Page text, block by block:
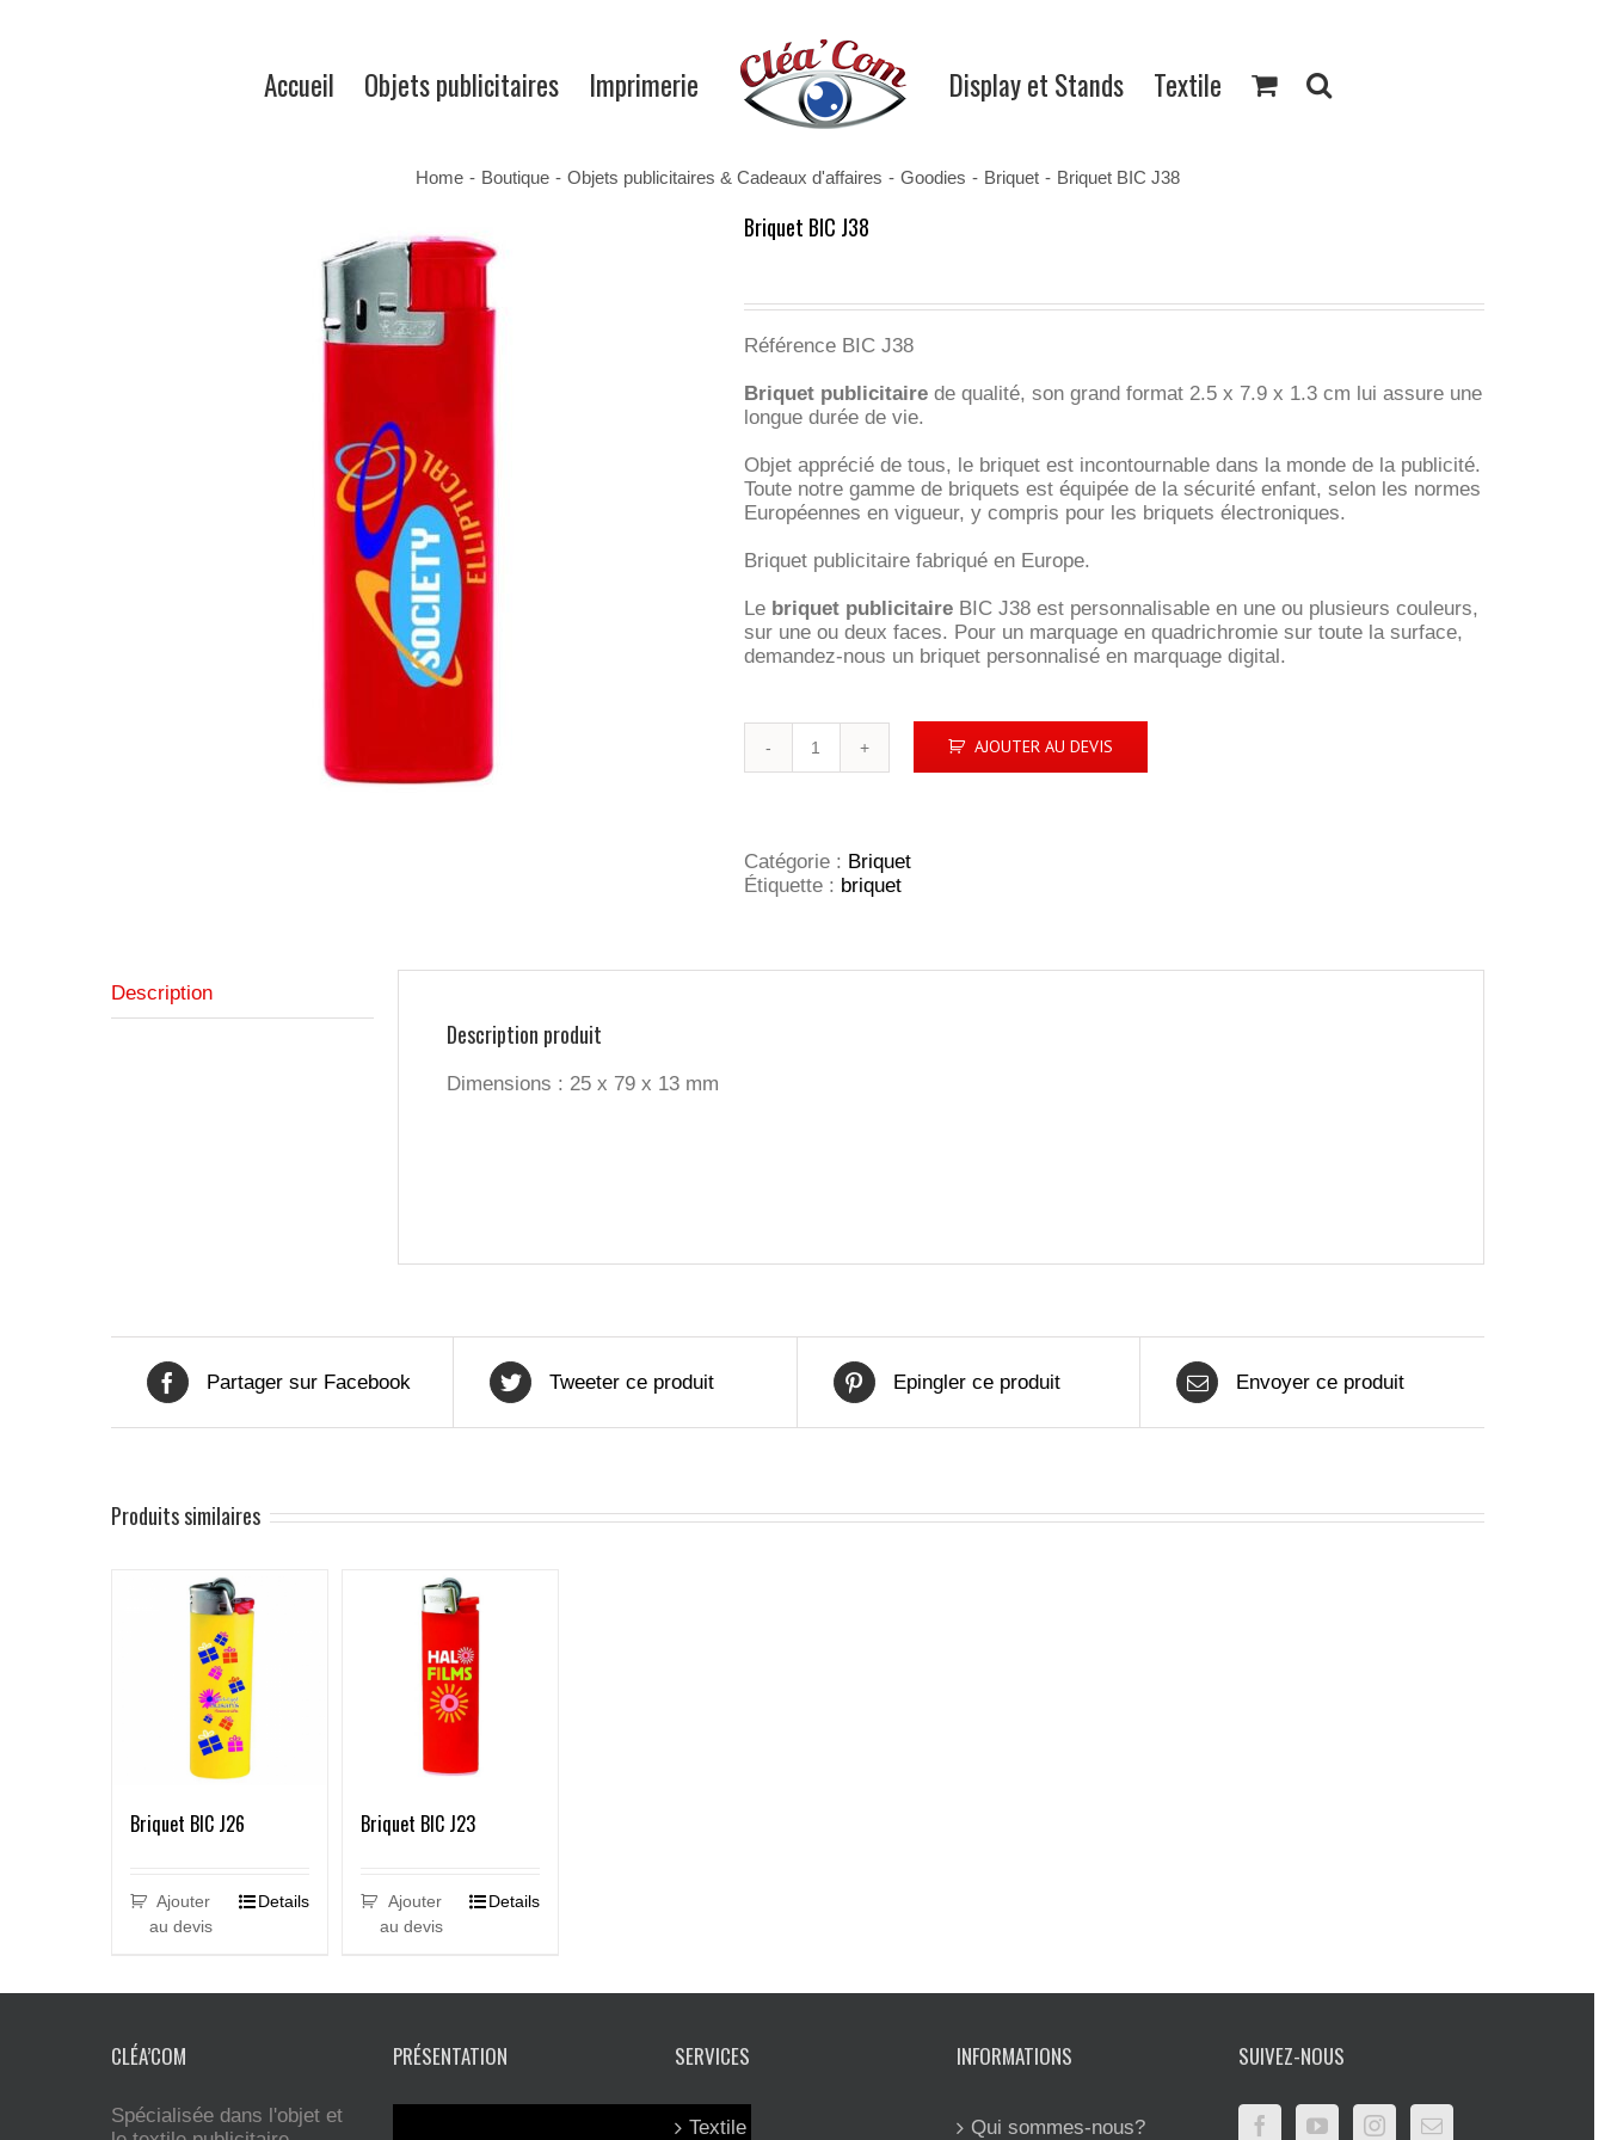
Accueil Objets publicitaires Imprimerie Display et Stands Textile
Home - Boutique - Objets publicitaires & Cadeaux d'affaires - Goodies - Briquet - Briquet BIC J38
Briquet BIC J38
Référence BIC J38
Briquet publicitaire de qualité, son grand format 2.5 x 7.9 x 1.3 cm lui assure une
longue durée de vie.
Objet apprécié de tous, le briquet est incontournable dans la monde de la publicité.
Toute notre gamme de briquets est équipée de la sécurité enfant, selon les normes
Européennes en vigueur, y compris pour les briquets électroniques.
Briquet publicitaire fabriqué en Europe.
Le briquet publicitaireBIC J38 est personnalisable en une ou plusieurs couleurs,
sur une ou deux faces. Pour un marquage en quadrichromie sur toute la surface,
demandez-nous un briquet personnalisé en marquage digital.
de
AJOUTER AU DEVIS
Catégorie : Briquet
Étiquette : briquet
Description
Description produit
Dimensions : 25 x 79 x 13 mm
Partager sur Facebook Tweeter ce produit Epingler ce produit Envoyer ce produit
Produits similaires
Briquet BIC J26
Ajouter
au devis
Details
Briquet BIC J23
Ajouter
au devis
Details
CLÉA’COM
Spécialisée dans l'objet et
PRÉSENTATION SERVICES
Textile
INFORMATIONS
Qui sommes-nous?
SUIVEZ-NOUS